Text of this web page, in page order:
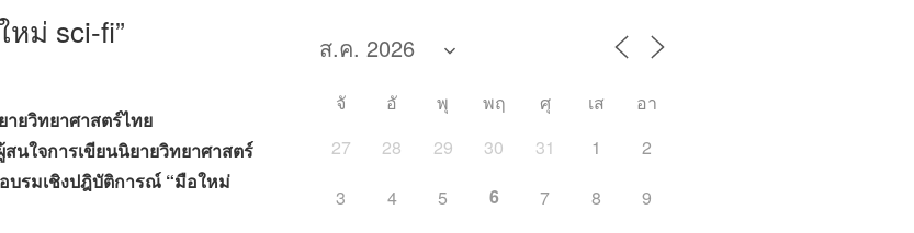
ม่ sci-fi”
ยวิทยาศาสตร์ไทย
นใจการเขียนนิยายวิทยาศาสตร์
บรมเชิงปฎิบัติการณ์ “มือใหม่
จั อั พุ พฤ ศุ เส
อา
27
28 29 30 31 1 2
3 4 5 6 7 8 9